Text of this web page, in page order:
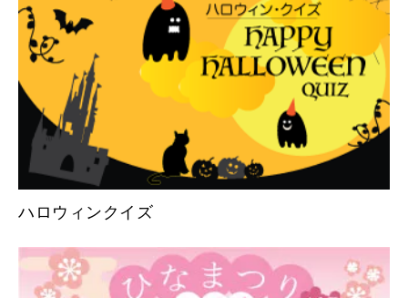
ハロウィンクイズ